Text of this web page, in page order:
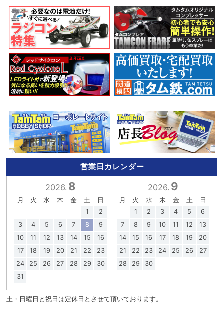
営業日カレンダー
2026. 8
月 火 水 木 金 土
日
1
2
3
4 5 6 7 8
9
10
11 12 13 14 15
16
17
18 19 20 21 22
23
24
25 26 27 28 29
30
31
2026. 9
月 火 水 木 金 土
日
1
2 3 4 5
6
7
8 9 10 11 12
13
14
15 16 17 18 19
20
21
22 23 24 25 26
27
28
29 30
土・日曜日と祝日は定休日とさせて頂いております。